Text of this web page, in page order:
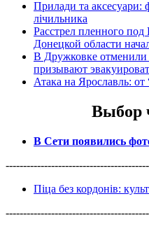
Прилади та аксесуари:
лічильника
Расстрел пленного
Донецкой области
В Дружковке отменили
призывают
Атака на Ярославль:
Выбор
В Сети появились
-----------------------------------------
Піца без кордонів: